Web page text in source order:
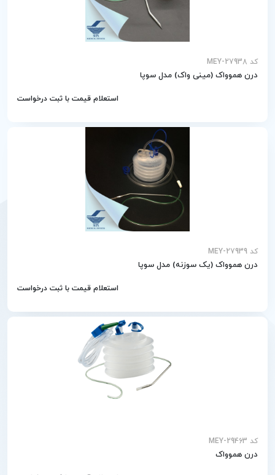
کد MEY-27938
درن هموواک (مینی واک) مدل سوپا
استعلام قیمت با ثبت درخواست
کد MEY-27939
درن هموواک (یک سوزنه) مدل سوپا
استعلام قیمت با ثبت درخواست
کد MEY-29463
درن هموواک